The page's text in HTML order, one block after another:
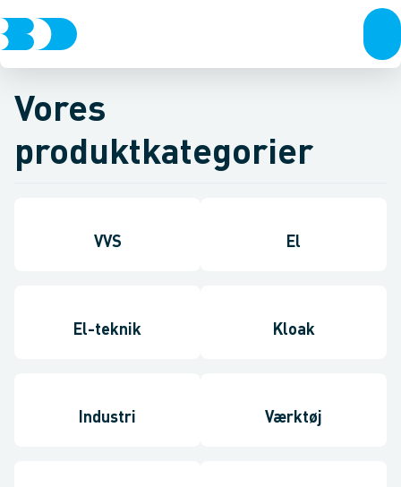
Vores
produktkategorier
VVS El
El-teknik Kloak
Industri Værktøj